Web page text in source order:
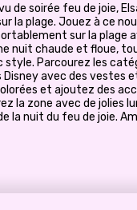
de soirée feu de joie,
la plage. Jouez à ce
sur la plage
nuit chaude et floue,
Parcourez les
Disney avec des vestes
et ajoutez des
la zone avec de jolies
la nuit du feu de joie.